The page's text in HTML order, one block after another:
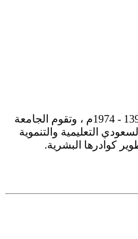
تأسست جامعة الإمام محمد بن سعود الإسلامية ممثلة في كلية الشريعة في سنة 1373هـ 1953م، وتطورت منذ ذلك الحين بصورة جذرية حتى أصبحت جامعة في عام 1394 - 1974م ، وتقوم الجامعة
التعليمية والتنموية
كوادرها البشرية.